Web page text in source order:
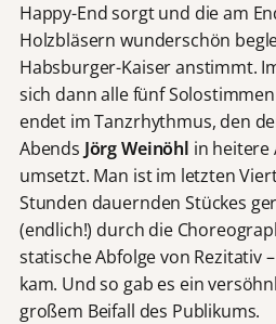
Happy-End sorgt und die am
Holzbläsern wunderschön
Habsburger-Kaiser anstimmt.
sich dann alle fünf
endet im Tanzrhythmus, den
Abends Jörg Weinöhl in heitere
umsetzt. Man ist im letzten
Stunden dauernden Stückes
(endlich!) durch die
statische Abfolge von Rezitativ
kam. Und so gab es ein
großem Beifall des Publikums.